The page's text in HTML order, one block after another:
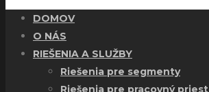
DOMOV
O NÁS
RIEŠENIA A SLUŽBY
Riešenia pre segmenty
Riešenia pre pracovný